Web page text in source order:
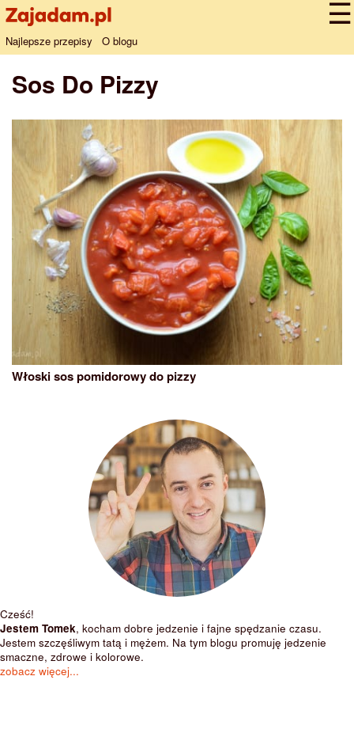
Najlepsze przepisy O blogu
Sos Do Pizzy
Włoski sos pomidorowy do pizzy
Cześć!
Jestem Tomek, kocham dobre jedzenie i fajne spędzanie czasu.
Jestem szczęśliwym tatą i mężem. Na tym blogu promuję jedzenie
smaczne, zdrowe i kolorowe.
zobacz więcej...